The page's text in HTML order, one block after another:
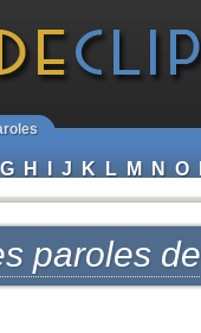
G H I J K L M N O
paroles de